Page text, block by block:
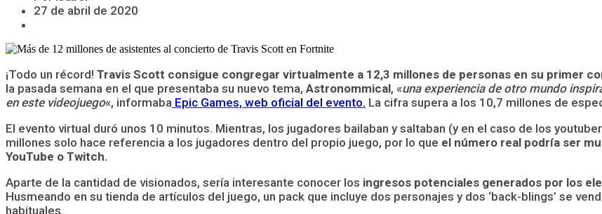
27 de abril de 2020
¡Todo un récord! Travis Scott consigue congregar virtualmente a 12,3 millones de personas en su primer
la pasada semana en el que presentaba su nuevo tema, Astronommical, «una experiencia de otro mundo
en este videojuego«, informaba Epic Games, web oficial del evento. La cifra supera a los 10,7 millones de
El evento virtual duró unos 10 minutos. Mientras, los jugadores bailaban y saltaban (y en el caso de los
millones solo hace referencia a los jugadores dentro del propio juego, por lo que el número real podría ser
YouTube o Twitch.
Aparte de la cantidad de visionados, sería interesante conocer los ingresos potenciales generados por los
Husmeando en su tienda de artículos del juego, un pack que incluye dos personajes y dos ‘back-blings’ se
habituales.